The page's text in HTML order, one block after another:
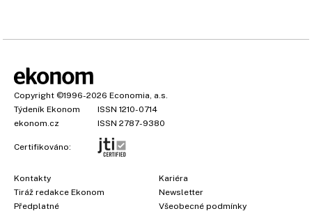
Copyright ©1996-2026 Economia, a.s.
Týdeník Ekonom
ISSN 1210-0714
ekonom.cz
ISSN 2787-9380
Certifikováno:
Kontakty
Tiráž redakce Ekonom
Předplatné
Kariéra
Newsletter
Všeobecné podmínky